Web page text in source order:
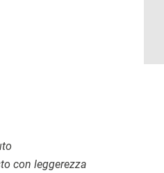
con leggerezza